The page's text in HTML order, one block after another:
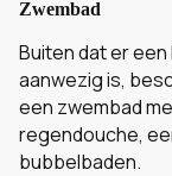
Zwembad
Buiten dat er
aanwezig is,
een zwembad
regendouche,
bubbelbaden.